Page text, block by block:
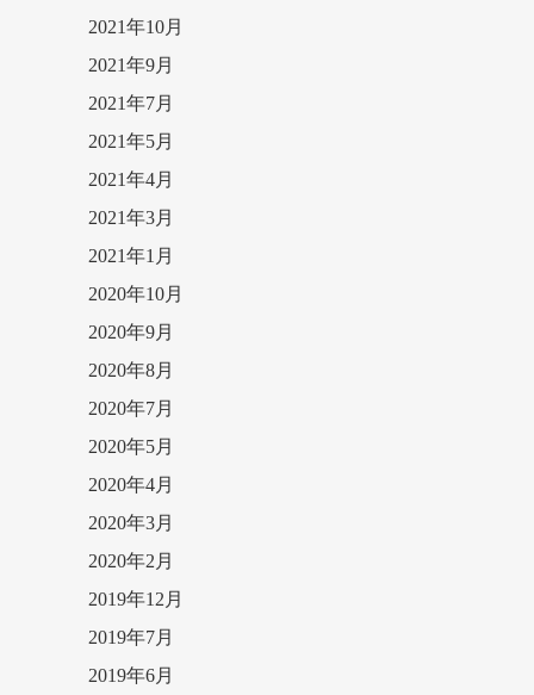
2021年10月
2021年9月
2021年7月
2021年5月
2021年4月
2021年3月
2021年1月
2020年10月
2020年9月
2020年8月
2020年7月
2020年5月
2020年4月
2020年3月
2020年2月
2019年12月
2019年7月
2019年6月